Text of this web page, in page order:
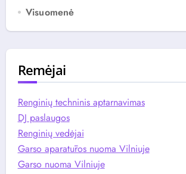
Visuomenė
Remėjai
Renginių techninis aptarnavimas
DJ paslaugos
Renginių vedėjai
Garso aparatūros nuoma Vilniuje
Garso nuoma Vilniuje